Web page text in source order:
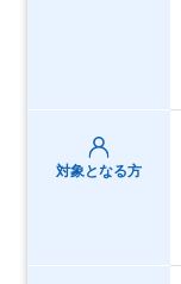
対象となる方